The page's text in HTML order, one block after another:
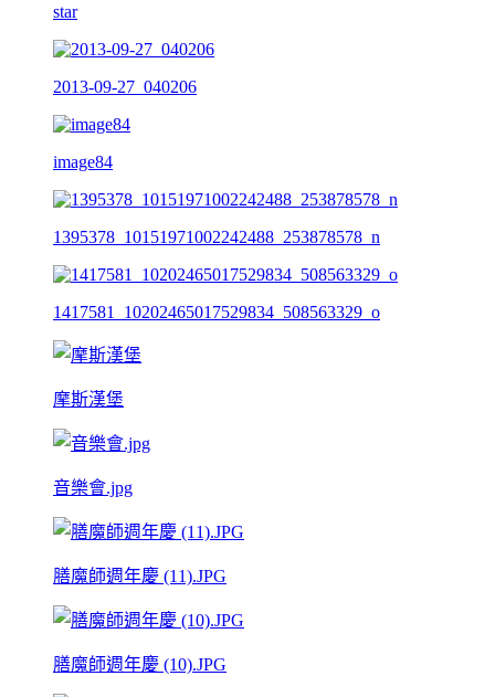
star
2013-09-27_040206
image84
1395378_10151971002242488_253878578_n
1417581_10202465017529834_508563329_o
摩斯漢堡
音樂會.jpg
膳魔師週年慶 (11).JPG
膳魔師週年慶 (10).JPG